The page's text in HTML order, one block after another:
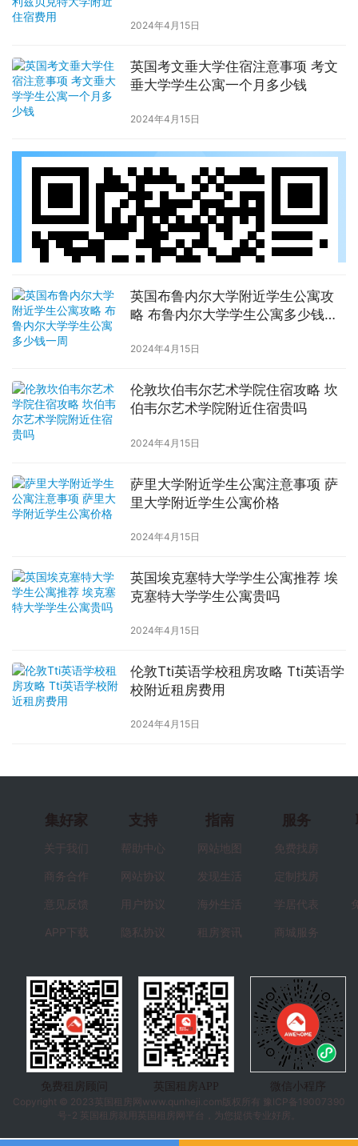
2024年4月15日
英国考文垂大学住宿注意事项 考文
垂大学学生公寓一个月多少钱
2024年4月15日
英国布鲁内尔大学附近学生公寓攻
略 布鲁内尔大学学生公寓多少钱一
2024年4月15日
伦敦坎伯韦尔艺术学院住宿攻略 坎
伯韦尔艺术学院附近住宿贵吗
2024年4月15日
萨里大学附近学生公寓注意事项 萨
里大学附近学生公寓价格
2024年4月15日
英国埃克塞特大学学生公寓推荐 埃
克塞特大学学生公寓贵吗
2024年4月15日
伦敦Tti英语学校租房攻略 Tti英语学
校附近租房费用
2024年4月15日
集好家
关于我们
商务合作
意见反馈
APP下载
支持
帮助中心
网站协议
用户协议
隐私协议
指南
网站地图
发现生活
海外生活
租房资讯
服务
免费找房
定制找房
学居代表
商城服务
免费租房顾问 英国租房APP
微信小程序
Copyright © 2023 英国租房 网www.qunheji.com版权所有
豫ICP备19007390
号-2 英国租房就用英国租房网平台，为您提供专业好房。